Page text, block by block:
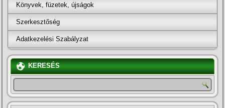
Könyvek, füzetek, újságok
Szerkesztőség
Adatkezelési Szabályzat
KERESÉS